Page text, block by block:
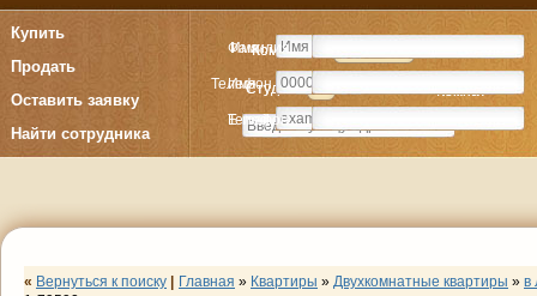
Купить
Продать
Оставить заявку
Найти сотрудника
Комнату
Студия Комнат
Комнату
Студия Комнат
Имя
Телефон
E-mail
Фамилия
Имя
Телефон
« Вернуться к поиску Главная » Квартиры » Двухкомнатные квартиры » в